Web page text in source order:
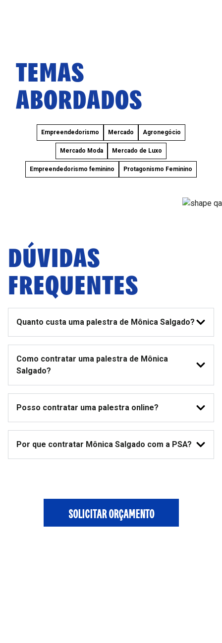
TEMAS
ABORDADOS
Empreendedorismo Mercado Agronegócio
Mercado Moda Mercado de Luxo
Empreendedorismo feminino Protagonismo Feminino
DÚVIDAS
FREQUENTES
Quanto custa uma palestra de Mônica Salgado?
Como contratar uma palestra de Mônica
Salgado?
Posso contratar uma palestra online?
Por que contratar Mônica Salgado com a PSA?
SOLICITAR ORÇAMENTO